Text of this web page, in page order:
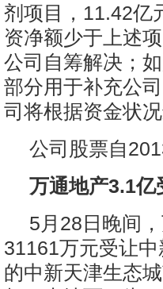
剂项目，11.42亿
资净额少于上述
公司自筹解决；
部分用于补充公
司将根据资金状
公司股票自
万通地产3.1亿
5月28日晚间
31161万元受让
的中新天津生态